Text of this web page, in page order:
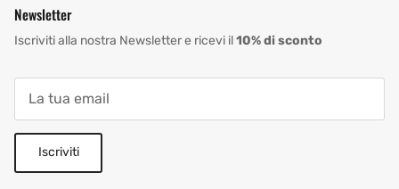
Newsletter
Iscriviti alla nostra Newsletter e ricevi il10% di sconto
Iscriviti